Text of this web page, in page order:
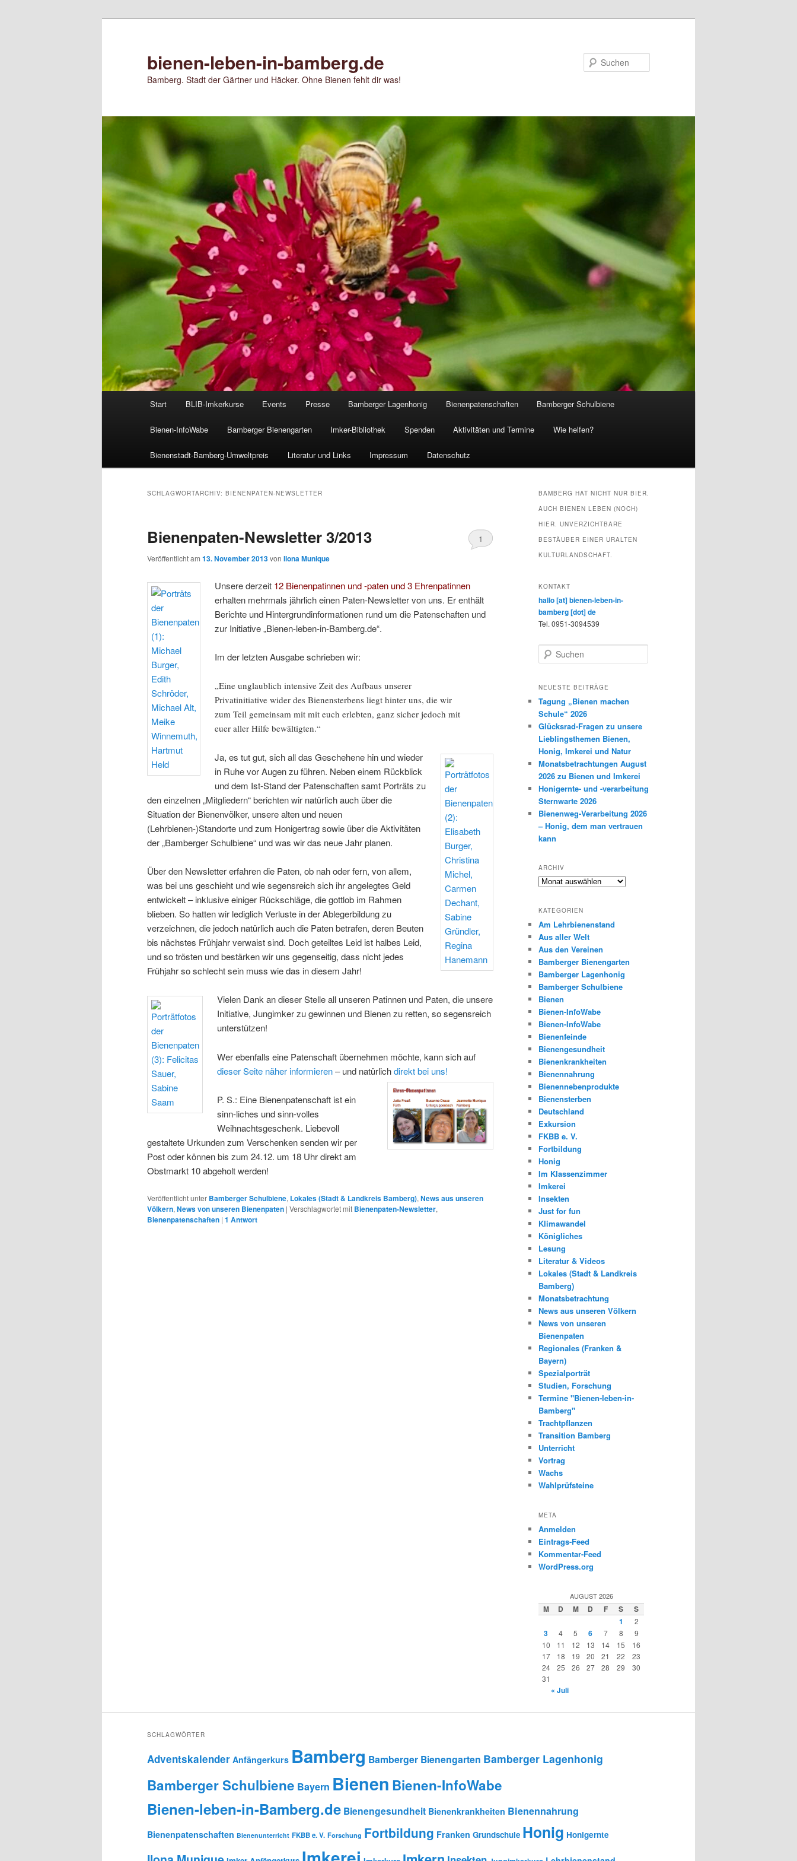
bienen-leben-in-bamberg.de
Bamberg. Stadt der Gärtner und Häcker. Ohne Bienen fehlt dir was!
Start BLIB-Imkerkurse Events Presse Bamberger Lagenhonig Bienenpatenschaften Bamberger Schulbiene
Bienen-InfoWabe Bamberger Bienengarten Imker-Bibliothek Spenden Aktivitäten und Termine Wie helfen?
Bienenstadt-Bamberg-Umweltpreis Literatur und Links Impressum Datenschutz
SCHLAGWORTARCHIV: BIENENPATEN-NEWSLETTER
Bienenpaten-Newsletter 3/2013
Veröffentlicht am 13. November 2013von Ilona Munique
1
Unsere derzeit 12 Bienenpatinnen und -paten und 3 Ehrenpatinnen
erhalten mehrmals jährlich einen Paten-Newsletter von uns. Er enthält
Berichte und Hintergrundinformationen rund um die Patenschaften und
zur Initiative „Bienen-leben-in-Bamberg.de“.
Im der letzten Ausgabe schrieben wir:
„Eine unglaublich intensive Zeit des Aufbaus unserer
Privatinitiative wider des Bienensterbens liegt hinter uns, die wir
zum Teil gemeinsam mit mit euch erlebten, ganz sicher jedoch mit
euer aller Hilfe bewältigten.“
Ja, es tut gut, sich all das Geschehene hin und wieder
in Ruhe vor Augen zu führen. Neben einem Rückblick
und dem Ist-Stand der Patenschaften samt Porträts zu
den einzelnen „Mitgliedern“ berichten wir natürlich auch über die
Situation der Bienenvölker, unsere alten und neuen
(Lehrbienen-)Standorte und zum Honigertrag sowie über die Aktivitäten
der „Bamberger Schulbiene“ und was wir das neue Jahr planen.
Über den Newsletter erfahren die Paten, ob nah oder fern, von allem,
was bei uns geschieht und wie segensreich sich ihr angelegtes Geld
entwickelt – inklusive einiger Rückschläge, die gottlob im Rahmen
blieben. So hatten wir lediglich Verluste in der Ablegerbildung zu
verzeichnen, die jedoch natürlich auch die Paten betrafen, deren Beuten
bis nächstes Frühjahr verwaist sind. Doch geteiltes Leid ist halbes Leid,
und so trösten und bestärken wir uns gegenseitig, dass nicht jedes
Frühjahr so schlecht sein muss wie das in diesem Jahr!
Vielen Dank an dieser Stelle all unseren Patinnen und Paten, die unsere
Initiative, Jungimker zu gewinnen und Bienen zu retten, so segensreich
unterstützen!
Wer ebenfalls eine Patenschaft übernehmen möchte, kann sich auf
dieser Seite näher informieren– und natürlichdirekt bei uns!
P. S.: Eine Bienenpatenschaft ist ein
sinn-liches und sinn-volles
Weihnachtsgeschenk. Liebevoll
gestaltete Urkunden zum Verschenken senden wir per
Post oder können bis zum 24.12. um 18 Uhr direkt am
Obstmarkt 10 abgeholt werden!
Veröffentlicht unter Bamberger Schulbiene, Lokales (Stadt & Landkreis Bamberg), News aus unseren
Völkern, News von unseren Bienenpaten | Verschlagwortet mit Bienenpaten-Newsletter,
Bienenpatenschaften | 1 Antwort
BAMBERG HAT NICHT NUR BIER.
AUCH BIENEN LEBEN (NOCH)
HIER. UNVERZICHTBARE
BESTÄUBER EINER URALTEN
KULTURLANDSCHAFT.
KONTAKT
hallo [at] bienen-leben-in-
bamberg [dot] de
Tel. 0951-3094539
u
h
n
NEUESTE BEITRÄGE
Tagung „Bienen machen
Schule“ 2026
Glücksrad-Fragen zu unsere
Lieblingsthemen Bienen,
Honig, Imkerei und Natur
Monatsbetrachtungen August
2026 zu Bienen und Imkerei
Honigernte- und -verarbeitung
Sternwarte 2026
Bienenweg-Verarbeitung 2026
– Honig, dem man vertrauen
kann
ARCHIV
Archiv
KATEGORIEN
Am Lehrbienenstand
Aus aller Welt
Aus den Vereinen
Bamberger Bienengarten
Bamberger Lagenhonig
Bamberger Schulbiene
Bienen
Bienen-InfoWabe
Bienen-InfoWabe
Bienenfeinde
Bienengesundheit
Bienenkrankheiten
Bienennahrung
Bienennebenprodukte
Bienensterben
Deutschland
Exkursion
FKBB e. V.
Fortbildung
Honig
Im Klassenzimmer
Imkerei
Insekten
Just for fun
Klimawandel
Königliches
Lesung
Literatur & Videos
Lokales (Stadt & Landkreis
Bamberg)
Monatsbetrachtung
News aus unseren Völkern
News von unseren
Bienenpaten
Regionales (Franken &
Bayern)
Spezialporträt
Studien, Forschung
Termine "Bienen-leben-in-
Bamberg"
Trachtpflanzen
Transition Bamberg
Unterricht
Vortrag
Wachs
Wahlprüfsteine
META
Anmelden
Eintrags-Feed
Kommentar-Feed
WordPress.org
AUGUST 2026
M D M D F S
S
1
2
3 4 5 6 7 8
9
10
11 12 13 14 15
16
17
18 19 20 21 22
23
24
25 26 27 28 29
30
31
« Juli
SCHLAGWÖRTER
Adventskalender Anfängerkurs Bamberg Bamberger Bienengarten Bamberger Lagenhonig
Bamberger Schulbiene Bayern Bienen Bienen-InfoWabe
Bienen-leben-in-Bamberg.de Bienengesundheit Bienenkrankheiten Bienennahrung
Bienenpatenschaften Bienenunterricht FKBB e. V. Forschung Fortbildung Franken Grundschule Honig Honigernte